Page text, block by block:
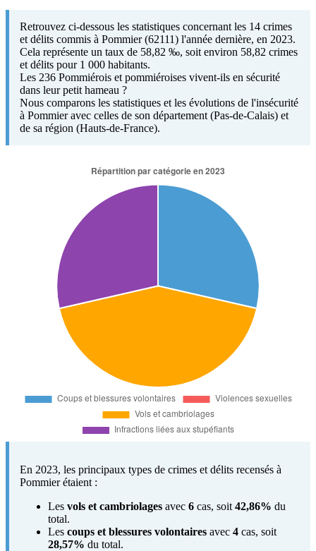
Retrouvez ci-dessous les statistiques concernant les 14 crimes
et délits commis à Pommier (62111) l'année dernière, en 2023.
Cela représente un taux de 58,82 ‰, soit environ 58,82 crimes
et délits pour 1 000 habitants.
Les 236 Pommiérois et pommiéroises vivent-ils en sécurité
dans leur petit hameau ?
Nous comparons les statistiques et les évolutions de l'insécurité
à Pommier avec celles de son département (Pas-de-Calais) et
de sa région (Hauts-de-France).
En 2023, les principaux types de crimes et délits recensés à
Pommier étaient :
Les vols et cambriolages avec 6 cas, soit 42,86% du
total.
Les coups et blessures volontaires avec 4 cas, soit
28,57% du total.